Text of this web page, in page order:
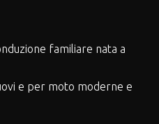
familiare nata a
e per moto moderne e